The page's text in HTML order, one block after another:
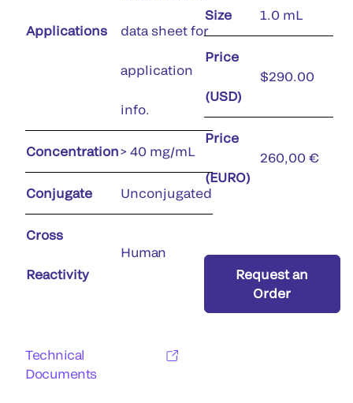
Applications data sheet for
application
info.
Concentration> 40 mg/mL
Conjugate Unconjugated
Cross
Reactivity
Human
Technical
Documents
Size 1.0 mL
Price
(USD)
$290.00
Price
(EURO)
260,00 €
Request an
Order